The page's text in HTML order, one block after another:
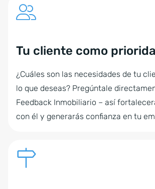
Tu cliente como
¿Cuáles son las necesidades de tu
lo que deseas? Pregúntale
Feedback Inmobiliario – así
con él y generarás confianza en tu